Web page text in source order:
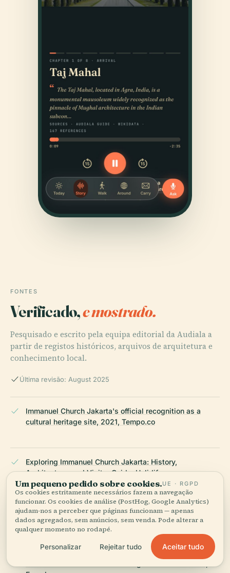
FONTES
Verificado,e mostrado.
Pesquisado e escrito pela equipa editorial da Audiala a
partir de registos históricos, arquivos de arquitetura e
conhecimento local.
Última revisão: August 2025
Immanuel Church Jakarta's official recognition as a
cultural heritage site, 2021, Tempo.co
Exploring Immanuel Church Jakarta: History,
Architecture, and Visitor Guide, Holidify.com
Immanuel Church Jakarta Architectural Highlights,
Cestee.com
Um pequeno pedido sobre cookies.UE · RGPD
Os cookies estritamente necessários fazem a navegação
funcionar. Os cookies de análise (PostHog, Google Analytics)
ajudam-nos a perceber que páginas funcionam — apenas
dados agregados, sem anúncios, sem venda. Pode alterar a
qualquer momento no rodapé.
Personalizar Rejeitar tudo Aceitar tudo